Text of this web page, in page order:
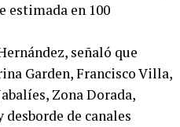
estimada en 100
señaló que
Garden, Francisco Villa,
Zona Dorada,
de canales